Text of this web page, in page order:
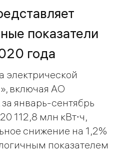
показатели
года
электрической
включая АО
январь-сентябрь
112,8 млн кВт∙ч,
снижение на 1,2%
показателем